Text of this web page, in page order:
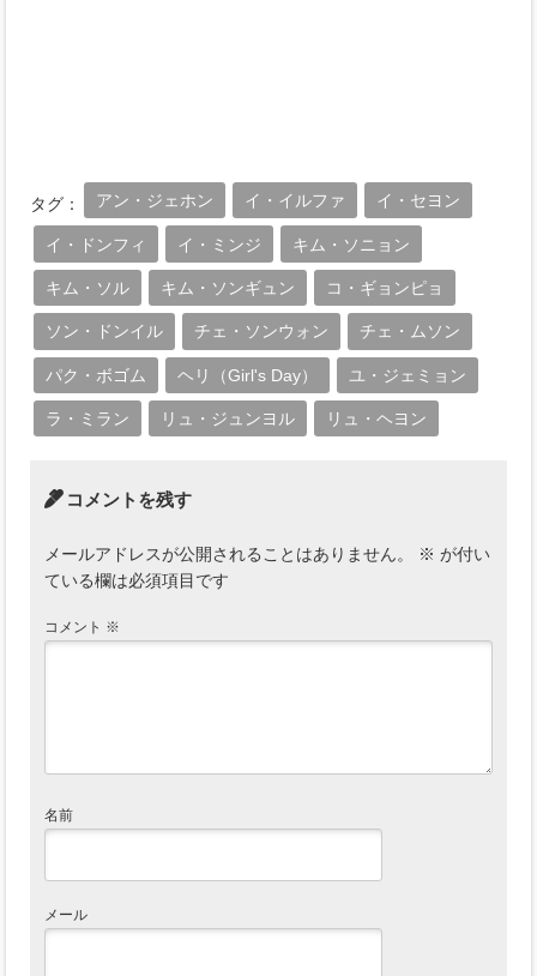
タグ： アン・ジェホン イ・イルファ イ・セヨン
イ・ドンフィ イ・ミンジ キム・ソニョン
キム・ソル キム・ソンギュン コ・ギョンピョ
ソン・ドンイル チェ・ソンウォン チェ・ムソン
パク・ボゴム ヘリ（Girl's Day） ユ・ジェミョン
ラ・ミラン リュ・ジュンヨル リュ・ヘヨン
コメントを残す
メールアドレスが公開されることはありません。 ※ が付い
ている欄は必須項目です
コメント ※
名前
メール